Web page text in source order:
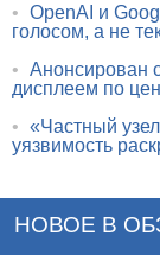
• OpenAI и
голосом, а не
• Анонсирован
дисплеем по
• «Частный
уязвимость
НОВОЕ В